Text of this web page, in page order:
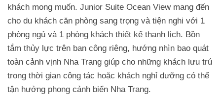
khách mong muốn. Junior Suite Ocean View mang đến
cho du khách căn phòng sang trọng và tiện nghi với 1
phòng ngủ và 1 phòng khách thiết kế thanh lịch. Bồn
tắm thủy lực trên ban công riêng, hướng nhìn bao quát
toàn cảnh vịnh Nha Trang giúp cho những khách lưu trú
trong thời gian công tác hoặc khách nghỉ dưỡng có thể
tận hưởng phong cảnh biển Nha Trang.